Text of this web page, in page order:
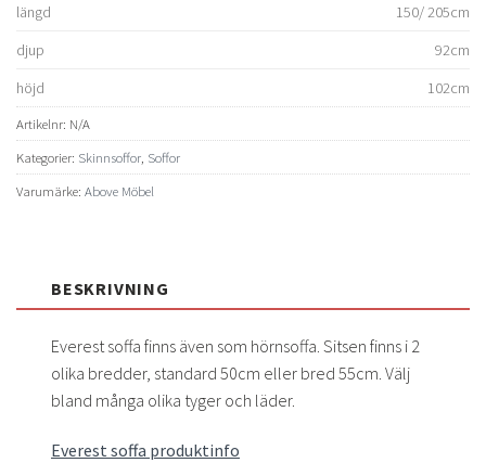
längd
150/ 205cm
djup
92cm
höjd
102cm
Artikelnr: N/A
Kategorier: Skinnsoffor Soffor
Varumärke: Above Möbel
BESKRIVNING
Everest soffa finns även som hörnsoffa. Sitsen finns i 2
olika bredder, standard 50cm eller bred 55cm. Välj
bland många olika tyger och läder.
Everest soffa produktinfo